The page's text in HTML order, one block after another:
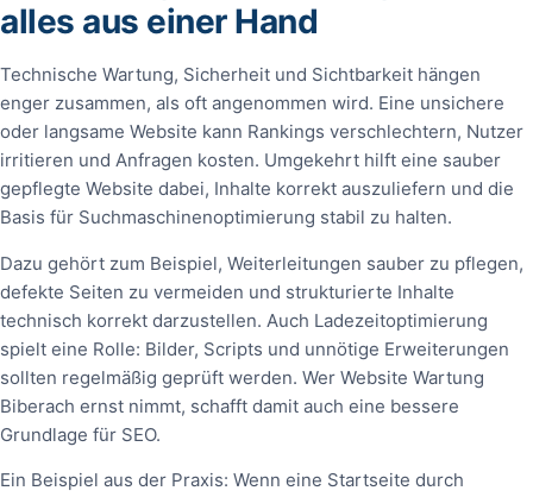
alles aus einer Hand
Technische Wartung, Sicherheit und Sichtbarkeit hängen
enger zusammen, als oft angenommen wird. Eine unsichere
oder langsame Website kann Rankings verschlechtern, Nutzer
irritieren und Anfragen kosten. Umgekehrt hilft eine sauber
gepflegte Website dabei, Inhalte korrekt auszuliefern und die
Basis für Suchmaschinenoptimierung stabil zu halten.
Dazu gehört zum Beispiel, Weiterleitungen sauber zu pflegen,
defekte Seiten zu vermeiden und strukturierte Inhalte
technisch korrekt darzustellen. Auch Ladezeitoptimierung
spielt eine Rolle: Bilder, Scripts und unnötige Erweiterungen
sollten regelmäßig geprüft werden. Wer Website Wartung
Biberach ernst nimmt, schafft damit auch eine bessere
Grundlage für SEO.
Ein Beispiel aus der Praxis: Wenn eine Startseite durch